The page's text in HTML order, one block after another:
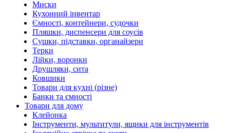
Миски
Кухонний інвентар
Ємності, контейнери, судочки
Пляшки, диспенсери для соусів
Сушки, підставки, органайзери
Терки
Лійки, воронки
Друшляки, сита
Ковшики
Товари для кухні (різне)
Банки та ємності
Товари для дому
Клейонка
Інструменти, мультитули, ящики для інструментів